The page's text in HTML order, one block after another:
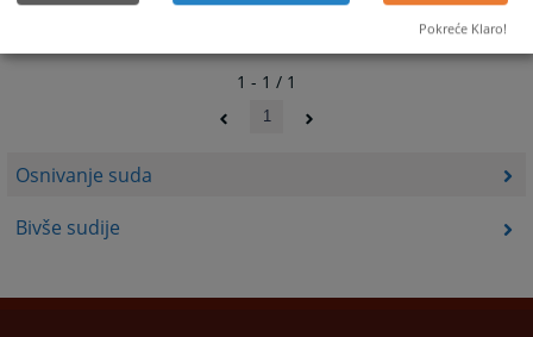
Osnivanje suda
Bivše sudije
1 - 1 / 1
1
Pokreće Klaro!